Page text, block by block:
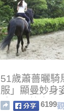
51歲蕭薔曬騎
服」顯曼妙身
臉」，簡直不
6199